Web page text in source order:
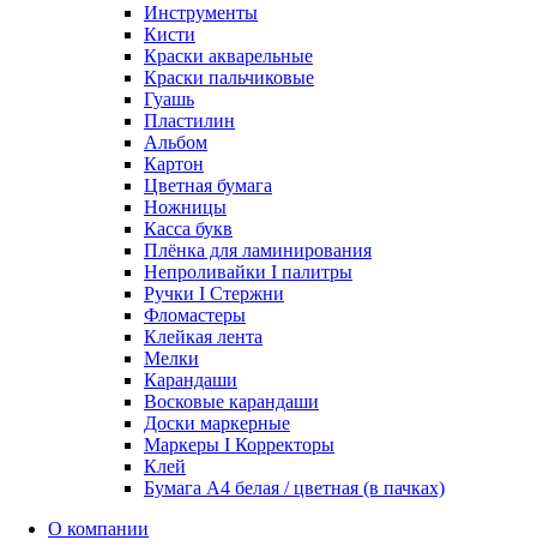
Инструменты
Кисти
Краски акварельные
Краски пальчиковые
Гуашь
Пластилин
Альбом
Картон
Цветная бумага
Ножницы
Касса букв
Плёнка для ламинирования
Непроливайки I палитры
Ручки I Стержни
Фломастеры
Клейкая лента
Мелки
Карандаши
Восковые карандаши
Доски маркерные
Маркеры I Корректоры
Клей
Бумага А4 белая / цветная (в пачках)
О компании